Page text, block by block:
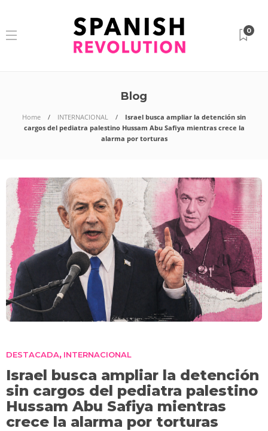
0
Blog
Home INTERNACIONAL
Israel busca ampliar la detención sin
cargos del pediatra palestino Hussam Abu Safiya mientras crece la
alarma por torturas
DESTACADA, INTERNACIONAL
Israel busca ampliar la detención
sin cargos del pediatra palestino
Hussam Abu Safiya mientras
crece la alarma por torturas